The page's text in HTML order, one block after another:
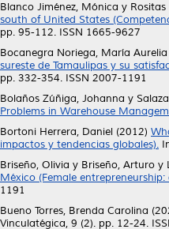
Blanco Jiménez, Mónica y
south of United States
pp. 95-112. ISSN 1665-9627
Bocanegra Noriega, María Aurelia
sureste de Tamaulipas y su
pp. 332-354. ISSN 2007-1191
Bolaños Zúñiga, Johanna y
Problems in Warehouse
Bortoni Herrera, Daniel (2012)
impactos y tendencias globales).
Briseño, Olivia y Briseño, Arturo y
México (Female
1191
Bueno Torres, Brenda Carolina
Vinculatégica, 9 (2). pp. 12-24.